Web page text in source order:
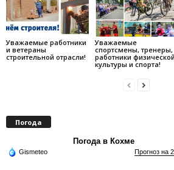
Уважаемые работники
и ветераны
строительной отрасли!
Уважаемые
спортсмены, тренеры,
работники физической
культуры и спорта!
Погода
Погода в Кохме
Gismeteo Прогноз на